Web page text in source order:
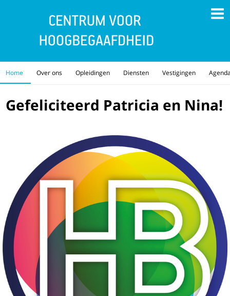
Home Over ons Opleidingen Diensten Vestigingen
Gefeliciteerd Patricia en Nina!